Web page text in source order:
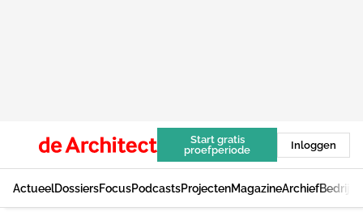
Start gratis
proefperiode
Inloggen
ActueelDossiersFocusPodcastsProjectenMagazineArchief